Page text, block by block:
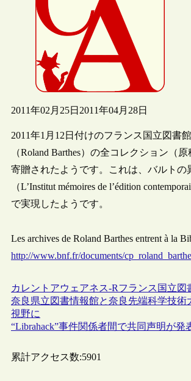
2011年02月25日 2011年04月28日
2011年1月12日付けのフランス国立図書
（Roland Barthes）の全コレクション
寄贈されたようです。これは、バルトの
（L’Institut mémoires de l’édition
で実現したようです。
Les archives de Roland Barthes entrent à la
http://www.bnf.fr/documents/
カレントアウェアネス-Rフランス 国立図
奈良県立図書情報館と奈良先端科学技
視野に
“Librahack”事件関係者間で共同声明が発
累計アクセス数:5901